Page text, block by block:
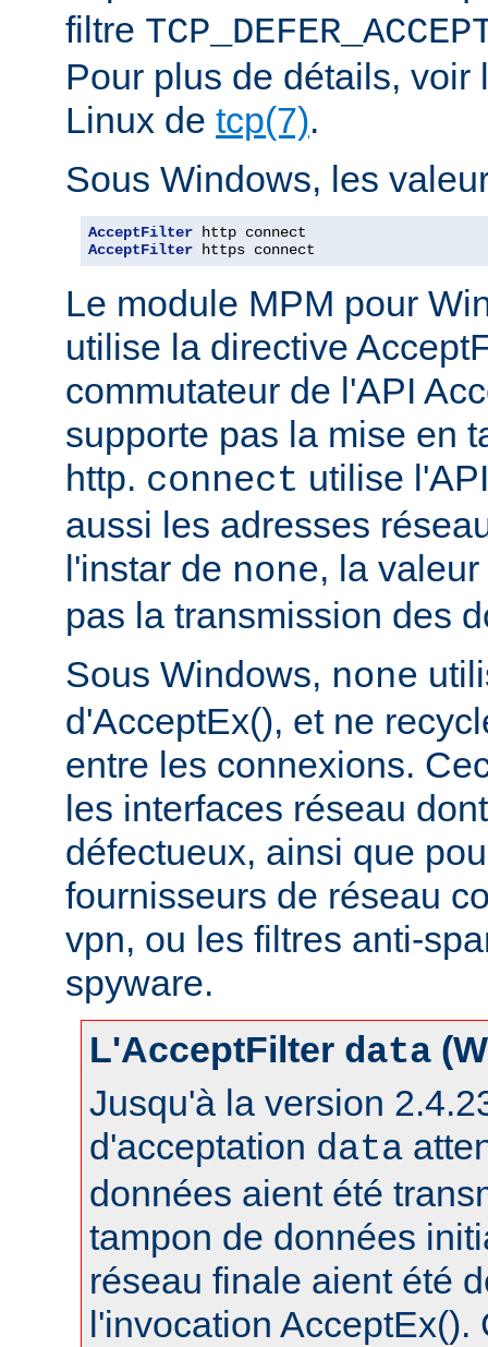
filtre
Pour plus de détails, voir
Linux de tcp(7).
Sous Windows, les
AcceptFilter
AcceptFilter https connect
Le module MPM pour
utilise la directive
commutateur de l'API
supporte pas la mise en
http. connect utilise
aussi les adresses
l'instar de none, la valeur
pas la transmission des
Sous Windows, none
d'AcceptEx(), et ne
entre les connexions.
les interfaces réseau
défectueux, ainsi que
fournisseurs de réseau
vpn, ou les filtres anti-
spyware.
L'AcceptFilter data
Jusqu'à la version
d'acceptation data
données aient été
tampon de données
réseau finale aient été
l'invocation AcceptEx().